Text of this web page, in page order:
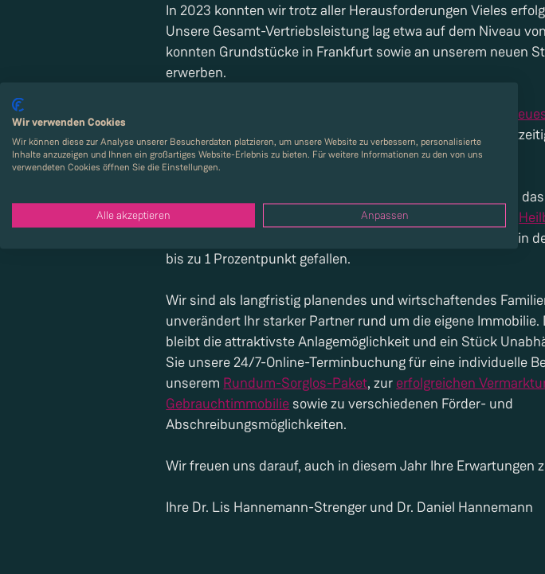
In 2023 konnten wir trotz aller Herausforderungen Vieles
Unsere Gesamt-Vertriebsleistung lag etwa auf dem Niveau
konnten Grundstücke in Frankfurt sowie an unserem neuen
erwerben.
obdachlose Jugendliche
erworben und eingerichtet.
Jahreszeit sind die ersten Bewohner eingezogen.
Auf 2024 blicken wir vorsichtig optimistisch. Wir beginnen
Baustarts in spannenden Projekten, unter anderem unser
. Gleichzeitig sind die Bauzinsen in
bis zu 1 Prozentpunkt gefallen.
Wir sind als langfristig planendes und wirtschaftendes
unverändert Ihr starker Partner rund um die eigene Immobilie.
bleibt die attraktivste Anlagemöglichkeit und ein Stück
Sie unsere 24/7-Online-Terminbuchung für eine individuelle
unserem Rundum-Sorglos-Paket, zur erfolgreichen
Gebrauchtimmobilie sowie zu verschiedenen Förder- und
Abschreibungsmöglichkeiten.
Wir freuen uns darauf, auch in diesem Jahr Ihre Erwartungen
Ihre Dr. Lis Hannemann-Strenger und Dr. Daniel Hannemann
Wir verwenden Cookies
Wir können diese zur Analyse unserer Besucherdaten platzieren, um unsere Website zu verbessern, personalisierte
Inhalte anzuzeigen und Ihnen ein großartiges Website-Erlebnis zu bieten. Für weitere Informationen zu den von uns
verwendeten Cookies öffnen Sie die Einstellungen.
Alle akzeptieren Anpassen